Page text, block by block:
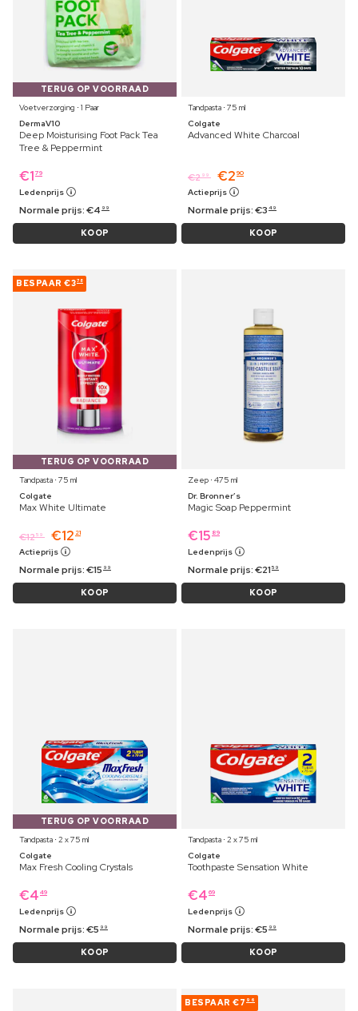
TERUG OP VOORRAAD
Voetverzorging ⋅ 1 Paar
DermaV10
Deep Moisturising Foot Pack Tea
Tree & Peppermint
€1 79
Ledenprijs
Normale prijs:€4 99
KOOP
Tandpasta ⋅ 75 ml
Colgate
Advanced White Charcoal
€2 99 €2 90
Actieprijs
Normale prijs:€3 49
KOOP
BESPAAR €378
TERUG OP VOORRAAD
Tandpasta ⋅ 75 ml
Colgate
Max White Ultimate
€1259 €12 21
Actieprijs
Normale prijs:€15 99
KOOP
Zeep ⋅ 475 ml
Dr. Bronner’s
Magic Soap Peppermint
€15 89
Ledenprijs
Normale prijs:€21 59
KOOP
TERUG OP VOORRAAD
Tandpasta ⋅ 2 x 75 ml
Colgate
Max Fresh Cooling Crystals
€4 49
Ledenprijs
Normale prijs:€5 99
KOOP
Tandpasta ⋅ 2 x 75 ml
Colgate
Toothpaste Sensation White
€4 69
Ledenprijs
Normale prijs:€5 99
KOOP
BESPAAR €7 96